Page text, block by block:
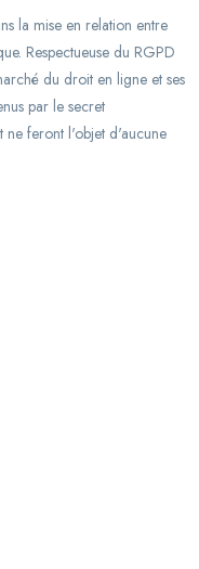
la mise en relation entre
Respectueuse du RGPD
du droit en ligne et ses
par le secret
ne feront l'objet d'aucune